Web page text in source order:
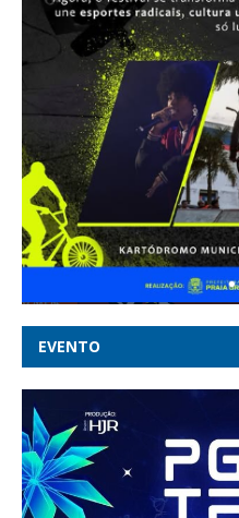
EVENTO